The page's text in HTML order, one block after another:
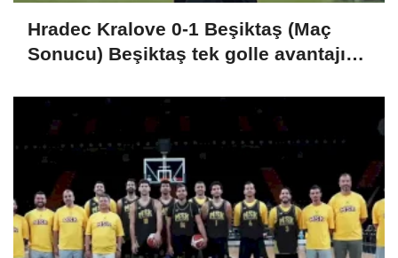
Hradec Kralove 0-1 Beşiktaş (Maç
Sonucu) Beşiktaş tek golle avantajı